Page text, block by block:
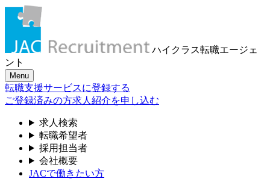
ハイクラス転職エージェ
ント
Menu
転職支援サービスに登録する
ご登録済みの方求人紹介を申し込む
求人検索
転職希望者
採用担当者
会社概要
JACで働きたい方